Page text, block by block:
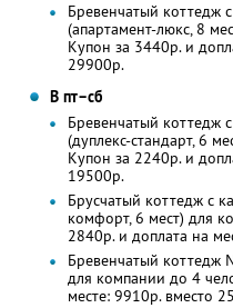
Бревенчатый
(апартамент-люкс, 8
Купон за 3440р. и
29900р.
В пт–сб
Бревенчатый
(дуплекс-стандарт, 6
Купон за 2240р. и
19500р.
Брусчатый коттедж с
комфорт, 6 мест) для
2840р. и доплата на
Бревенчатый коттедж
для компании до 4
месте: 9910р. вместо